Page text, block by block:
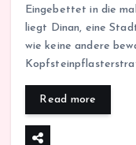
Eingebettet in die
liegt Dinan, eine
wie keine andere
Read more